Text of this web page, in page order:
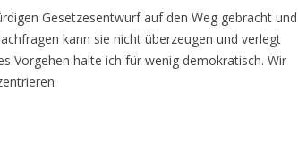
Gesetzesentwurf auf den Weg gebracht und
kann sie nicht überzeugen und verlegt
Vorgehen halte ich für wenig demokratisch. Wir